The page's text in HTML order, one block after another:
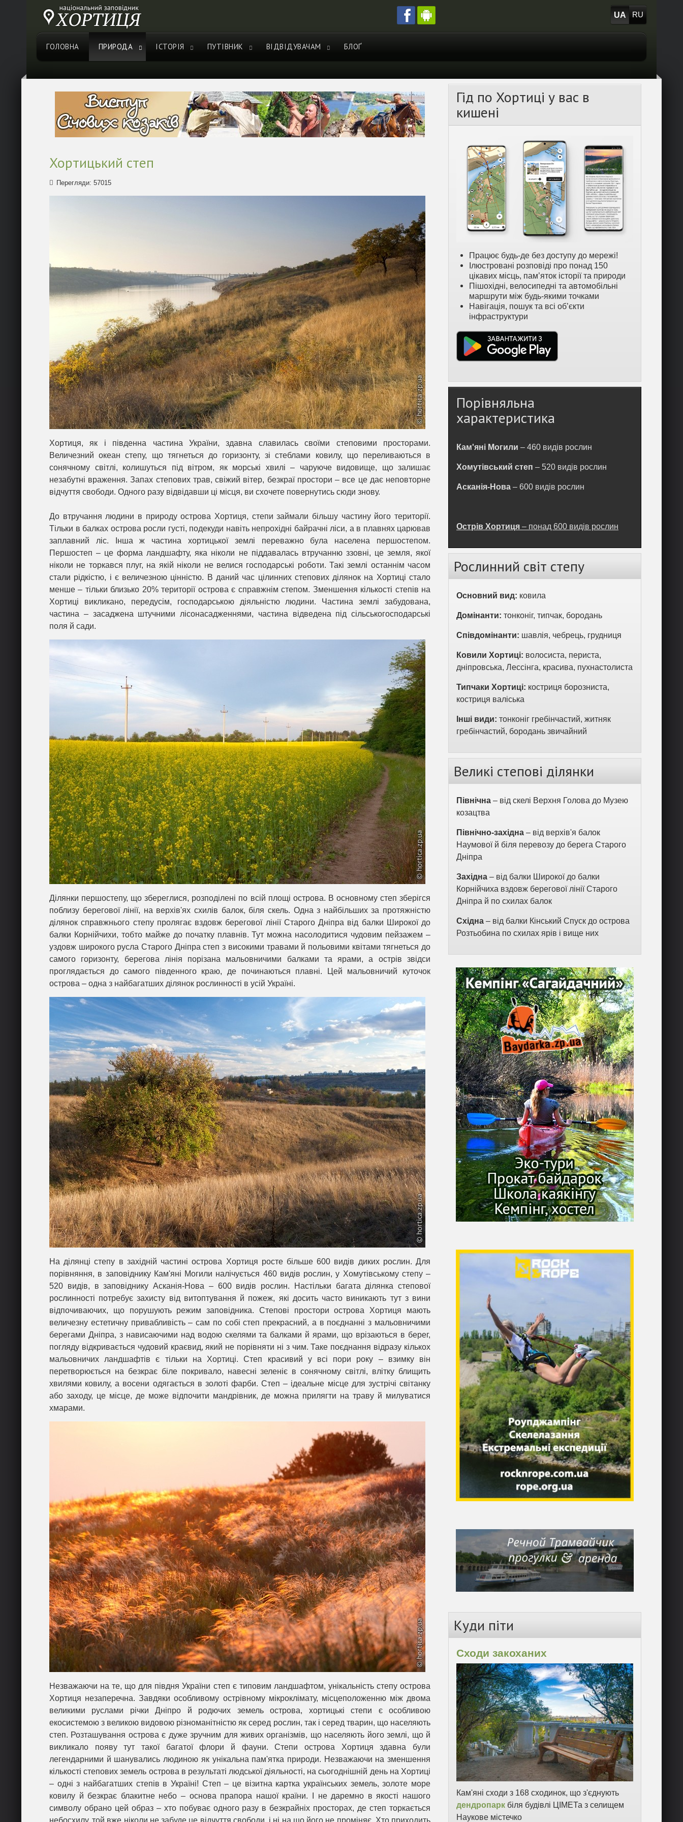
UA RU
ГОЛОВНА ПРИРОДА ІСТОРІЯ ПУТІВНИК ВІДВІДУВАЧАМ БЛОҐ
Хортицький степ
Перегляди: 57015
Хортиця, як і південна частина України, здавна славилась своїми степовими просторами.
Величезний океан степу, що тягнеться до горизонту, зі стеблами ковилу, що переливаються в
сонячному світлі, колишуться під вітром, як морські хвилі – чаруюче видовище, що залишає
незабутні враження. Запах степових трав, свіжий вітер, безкраї простори – все це дає неповторне
відчуття свободи. Одного разу відвідавши ці місця, ви схочете повернутись сюди знову.
До втручання людини в природу острова Хортиця, степи займали більшу частину його території.
Тільки в балках острова росли густі, подекуди навіть непрохідні байрачні ліси, а в плавнях царював
заплавний ліс. Інша ж частина хортицької землі переважно була населена першостепом.
Першостеп – це форма ландшафту, яка ніколи не піддавалась втручанню ззовні, це земля, якої
ніколи не торкався плуг, на якій ніколи не велися господарські роботи. Такі землі останнім часом
стали рідкістю, і є величезною цінністю. В даний час цілинних степових ділянок на Хортиці стало
менше – тільки близько 20% території острова є справжнім степом. Зменшення кількості степів на
Хортиці викликано, передусім, господарською діяльністю людини. Частина землі забудована,
частина – засаджена штучними лісонасадженнями, частина відведена під сільськогосподарські
поля й сади.
Ділянки першостепу, що збереглися, розподілені по всій площі острова. В основному степ зберігся
поблизу берегової лінії, на верхів'ях схилів балок, біля скель. Одна з найбільших за протяжністю
ділянок справжнього степу пролягає вздовж берегової лінії Старого Дніпра від балки Широкої до
балки Корнійчихи, тобто майже до початку плавнів. Тут можна насолодитися чудовим пейзажем –
уздовж широкого русла Старого Дніпра степ з високими травами й польовими квітами тягнеться до
самого горизонту, берегова лінія порізана мальовничими балками та ярами, а острів звідси
проглядається до самого південного краю, де починаються плавні. Цей мальовничий куточок
острова – одна з найбагатших ділянок рослинності в усій Україні.
На ділянці степу в західній частині острова Хортиця росте більше 600 видів диких рослин. Для
порівняння, в заповіднику Кам'яні Могили налічується 460 видів рослин, у Хомутівському степу –
520 видів, в заповіднику Асканія-Нова – 600 видів рослин. Настільки багата ділянка степової
рослинності потребує захисту від витоптування й пожеж, які досить часто виникають тут з вини
відпочиваючих, що порушують режим заповідника. Степові простори острова Хортиця мають
величезну естетичну привабливість – сам по собі степ прекрасний, а в поєднанні з мальовничими
берегами Дніпра, з нависаючими над водою скелями та балками й ярами, що врізаються в берег,
погляду відкривається чудовий краєвид, який не порівняти ні з чим. Таке поєднання відразу кількох
мальовничих ландшафтів є тільки на Хортиці. Степ красивий у всі пори року – взимку він
перетворюється на безкрає біле покривало, навесні зеленіє в сонячному світлі, влітку блищить
хвилями ковилу, а восени одягається в золоті фарби. Степ – ідеальне місце для зустрічі світанку
або заходу, це місце, де може відпочити мандрівник, де можна прилягти на траву й милуватися
хмарами.
Незважаючи на те, що для півдня України степ є типовим ландшафтом, унікальність степу острова
Хортиця незаперечна. Завдяки особливому острівному мікроклімату, місцеположенню між двома
великими руслами річки Дніпро й родючих земель острова, хортицькі степи є особливою
екосистемою з великою видовою різноманітністю як серед рослин, так і серед тварин, що населяють
степ. Розташування острова є дуже зручним для живих організмів, що населяють його землі, що й
викликало появу тут такої багатої флори й фауни. Степи острова Хортиця здавна були
легендарними й шанувались людиною як унікальна пам'ятка природи. Незважаючи на зменшення
кількості степових земель острова в результаті людської діяльності, на сьогоднішній день на Хортиці
– одні з найбагатших степів в Україні! Степ – це візитна картка українських земель, золоте море
ковилу й безкрає блакитне небо – основа прапора нашої країни. І не даремно в якості нашого
символу обрано цей образ – хто побуває одного разу в безкрайніх просторах, де степ торкається
небосхилу, той вже ніколи не забуде це відчуття свободи, і ні на що його не проміняє. Хто приходить
Гід по Хортиці у вас в
кишені
Працює будь-де без доступу до мережі!
Ілюстровані розповіді про понад 150
цікавих місць, пам’яток історії та природи
Пішохідні, велосипедні та автомобільні
маршрути між будь-якими точками
Навігація, пошук та всі об’єкти
інфраструктури
Порівняльна
характеристика
Кам'яні Могили – 460 видів рослин
Хомутівський степ – 520 видів рослин
Асканія-Нова – 600 видів рослин
Острів Хортиця – понад 600 видів рослин
Рослинний світ степу
Основний вид: ковила
Домінанти: тонконіг, типчак, бородань
Співдомінанти: шавлія, чебрець, грудниця
Ковили Хортиці: волосиста, периста,
дніпровська, Лессінга, красива, пухнастолиста
Типчаки Хортиці: костриця борозниста,
костриця валіська
Інші види: тонконіг гребінчастий, житняк
гребінчастий, бородань звичайний
Великі степові ділянки
Північна – від скелі Верхня Голова до Музею
козацтва
Північно-західна – від верхів'я балок
Наумової й біля перевозу до берега Старого
Дніпра
Західна – від балки Широкої до балки
Корнійчиха вздовж берегової лінії Старого
Дніпра й по схилах балок
Східна – від балки Кінський Спуск до острова
Розтьобина по схилах ярів і вище них
Куди піти
Сходи закоханих
Кам'яні сходи з 168 сходинок, що з'єднують
дендропарк біля будівлі ЦІМЕТа з селищем
Наукове містечко